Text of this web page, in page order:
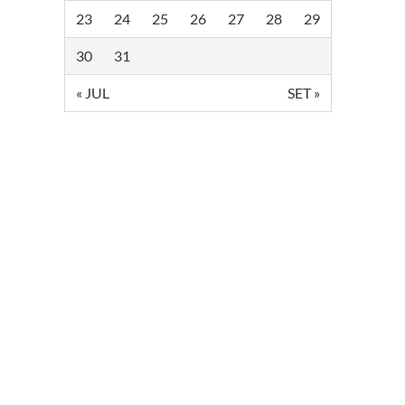
23 24 25 26 27 28 29
30 31
« JUL SET »